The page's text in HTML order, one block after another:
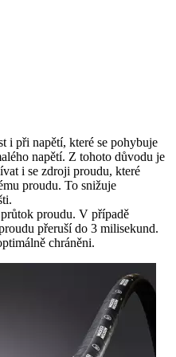
i při napětí, které se pohybuje
napětí. Z tohoto důvodu je
i se zdroji proudu, které
proudu. To snižuje
proudu. V případě
přeruší do 3 milisekund.
chráněni.